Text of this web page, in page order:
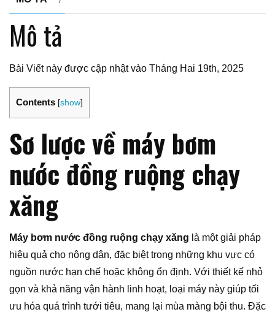
Mô tả
Bài Viết này được cập nhật vào Tháng Hai 19th, 2025
Contents [show]
Sơ lược về máy bơm
nước đồng ruộng chạy
xăng
Máy bơm nước đồng ruộng chạy xăng là một giải pháp
hiệu quả cho nông dân, đặc biệt trong những khu vực có
nguồn nước hạn chế hoặc không ổn định. Với thiết kế nhỏ
gọn và khả năng vận hành linh hoạt, loại máy này giúp tối
ưu hóa quá trình tưới tiêu, mang lại mùa màng bội thu. Đặc